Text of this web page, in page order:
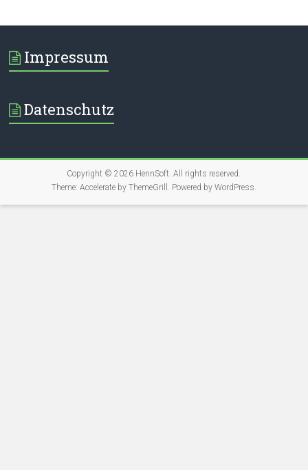
Impressum
Datenschutz
Copyright © 2026 HennSoft. All rights reserved.
Theme: Accelerateby ThemeGrill. Powered by WordPress.